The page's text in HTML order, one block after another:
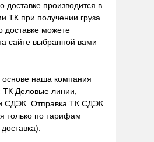
доставке производится в
ТК при получении груза.
можете
сайте выбранной вами
основе наша компания
ТК Деловые линии,
СДЭК. Отправка ТК СДЭК
только по тарифам